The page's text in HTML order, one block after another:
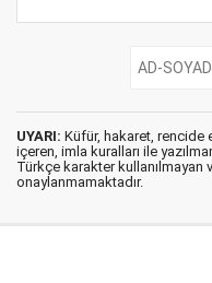
UYARI: Küfür, hakaret, rencide
içeren, imla kuralları ile
Türkçe karakter kullanılmayan
onaylanmamaktadır.